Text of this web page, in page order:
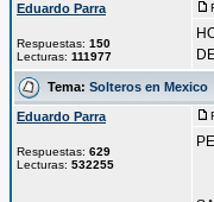
Eduardo Parra
Respuestas: 150
Lecturas: 111977
Tema: Solteros en Mexico
Eduardo Parra
Respuestas: 629
Lecturas: 532255